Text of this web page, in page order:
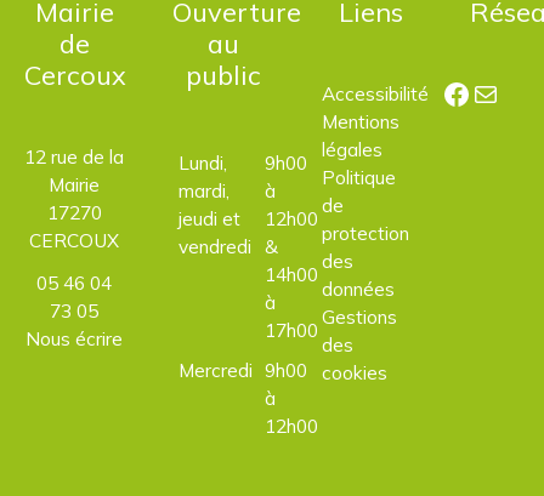
Mairie
de
Cercoux
12 rue de la
Mairie
17270
CERCOUX
05 46 04
73 05
Nous écrire
Ouverture
au
public
Lundi,
mardi,
jeudi et
vendredi
9h00
à
12h00
&
14h00
à
17h00
Mercredi 9h00
à
12h00
Liens
Accessibilité
Mentions
légales
Politique
de
protection
des
données
Gestions
des
cookies
E-mail